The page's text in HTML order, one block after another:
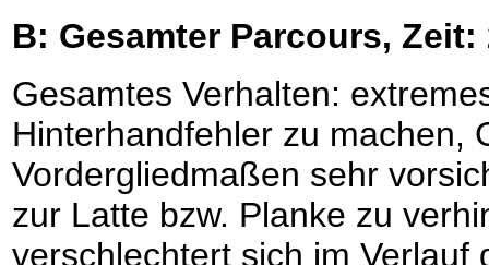
B: Gesamter Parcours, Zeit:
Gesamtes Verhalten:
Hinterhandfehler zu machen,
Vordergliedmaßen sehr
zur Latte bzw. Planke zu
verschlechtert sich im Verlauf